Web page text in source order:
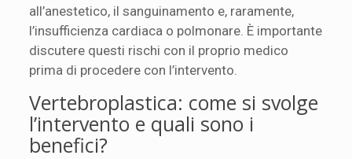
all’anestetico, il sanguinamento e, raramente,
l’insufficienza cardiaca o polmonare. È importante
discutere questi rischi con il proprio medico
prima di procedere con l’intervento.
Vertebroplastica: come si svolge
l’intervento e quali sono i
benefici?